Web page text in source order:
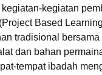
kegiatan
Based
tradisional bersama
dan bahan
tempat ibadah